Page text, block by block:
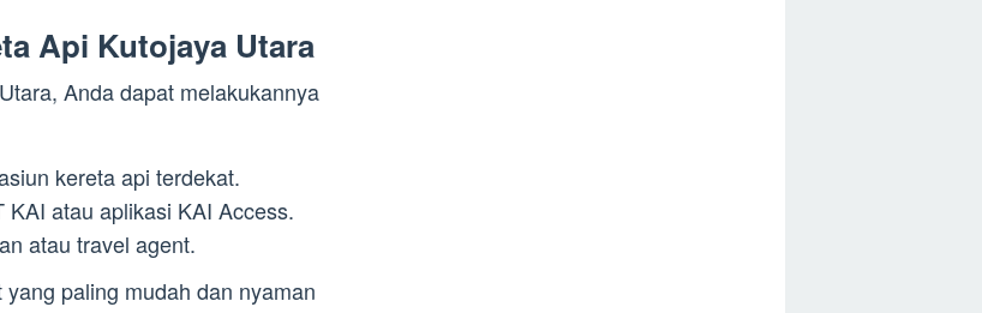
Api Kutojaya Utara
Anda dapat melakukannya
kereta api terdekat.
atau aplikasi KAI Access.
atau travel agent.
paling mudah dan nyaman